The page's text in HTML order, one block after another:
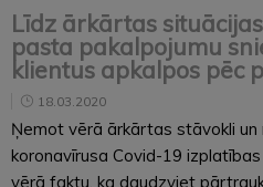
Līdz ārkārtas
pasta pakalpojumu
klientus apkalpos pēc
18.03.2020
Ņemot vērā ārkārtas stāvokli un
koronavīrusa Covid-19
vērā faktu, ka daudzviet